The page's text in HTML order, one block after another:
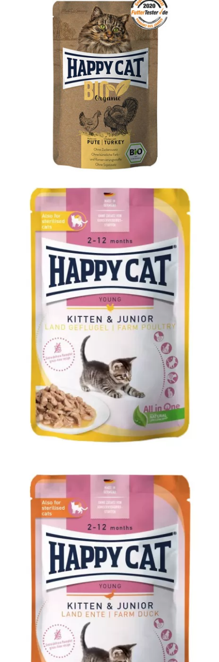
Organic Chicken with Duck
Bio Happy Cat MIS WetFood
Organic Chicken with Turkey
Adult Bio Happy Cat MIS WetFood
MIS Kitten & Junior Farm Poultry
Happy Cat HC kitten & junior MIS WetFood Young